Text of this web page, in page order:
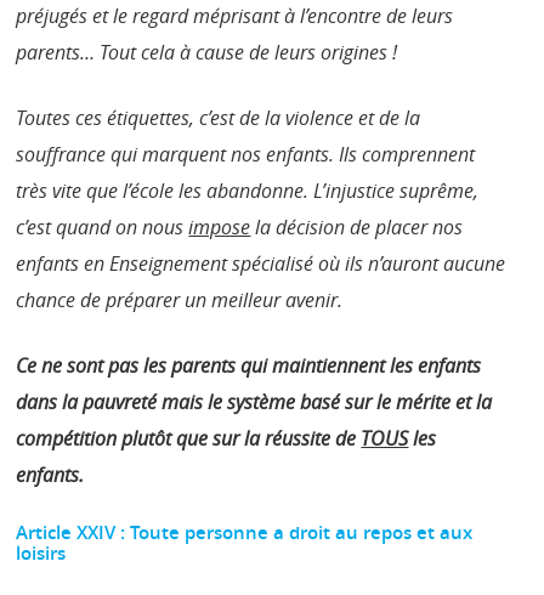
préjugés et le regard méprisant à l’encontre de leurs
parents… Tout cela à cause de leurs origines !
Toutes ces étiquettes, c’est de la violence et de la
souffrance qui marquent nos enfants. Ils comprennent
très vite que l’école les abandonne. L’injustice suprême,
c’est quand on nousimposela décision de placer nos
enfants en Enseignement spécialisé où ils n’auront aucune
chance de préparer un meilleur avenir.
Ce ne sont pas les parents qui maintiennent les enfants
dans la pauvreté mais le système basé sur le mérite et la
compétition plutôt que sur la réussite de TOUSles
enfants.
Article XXIV : Toute personne a droit au repos et aux
loisirs